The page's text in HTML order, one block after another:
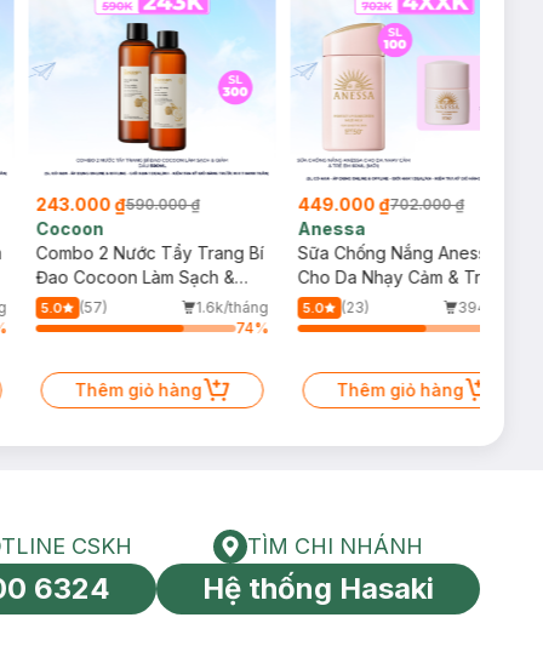
243.000 ₫590.000 ₫
Cocoon
Combo 2 Nước Tẩy Trang Bí
Đao Cocoon Làm Sạch &
Giảm Dầu 500ml
5.0 (57)
1.6k/tháng
74%
Thêm giỏ hàng
449.000 ₫702.000 ₫
Anessa
Sữa Chống Nắng Anessa
Cho Da Nhạy Cảm & Trẻ Em
60ml (Mới)
5.0 (23)
394/tháng
Thêm giỏ hàng
toàn cầu
HOTLINE CSKH
CSKH
6324
Tìm chi nhánh
TÌM CHI NHÁNH
Hệ thống Hasaki